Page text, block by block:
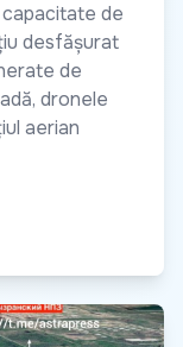
de
desfășurat
de
dronele
aerian